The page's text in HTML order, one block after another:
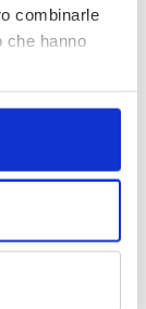
combinarle
che hanno
degli